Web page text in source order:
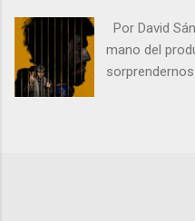
Por David
mano del
sorprendernos
comedia